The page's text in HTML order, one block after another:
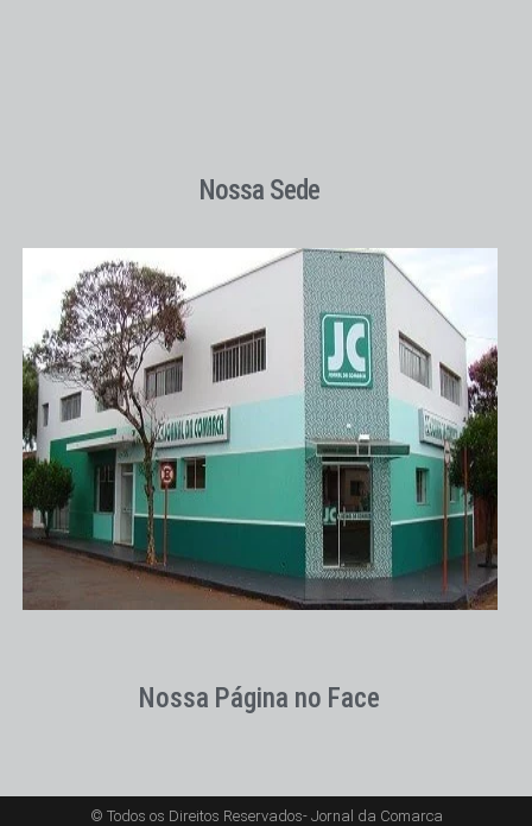
Nossa Sede
Nossa Página no Face
© Todos os Direitos Reservados- Jornal da Comarca